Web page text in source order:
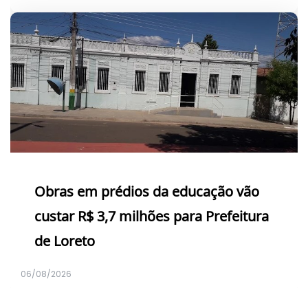
Obras em prédios da educação vão
custar R$ 3,7 milhões para Prefeitura
de Loreto
06/08/2026